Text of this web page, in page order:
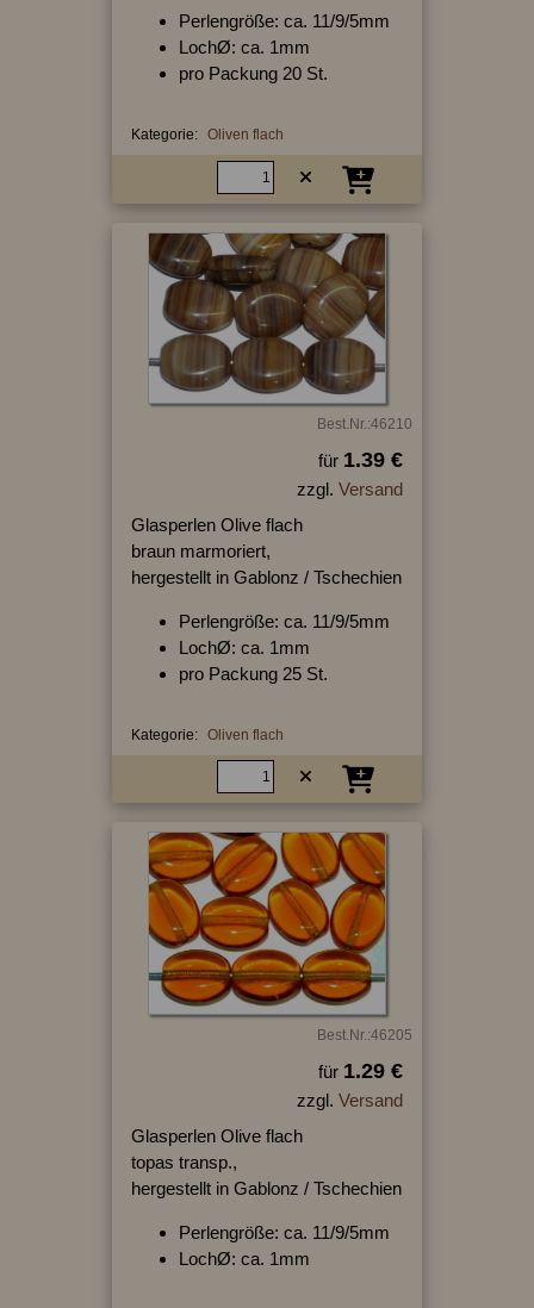
Perlengröße: ca. 11/9/5mm
LochØ: ca. 1mm
pro Packung 20 St.
Kategorie: Oliven flach
Best.Nr.:46210
für 1.39 €
zzgl. Versand
Glasperlen Olive flach
braun marmoriert,
hergestellt in Gablonz / Tschechien
Perlengröße: ca. 11/9/5mm
LochØ: ca. 1mm
pro Packung 25 St.
Kategorie: Oliven flach
Best.Nr.:46205
für 1.29 €
zzgl. Versand
Glasperlen Olive flach
topas transp.,
hergestellt in Gablonz / Tschechien
Perlengröße: ca. 11/9/5mm
LochØ: ca. 1mm